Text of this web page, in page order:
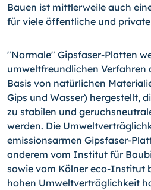
Bauen ist mittlerweile auch
für viele öffentliche und
"Normale" Gipsfaser-Platten
umweltfreundlichen Verfahren
Basis von natürlichen
Gips und Wasser) hergestellt,
zu stabilen und
werden. Die
emissionsarmen Gipsfaser-
anderem vom Institut für
sowie vom Kölner eco-Institut
hohen Umweltverträglichkeit